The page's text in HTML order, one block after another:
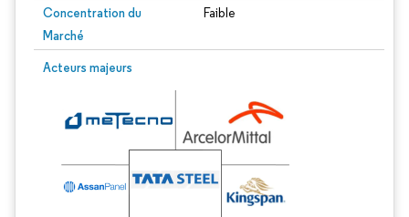
Concentration du
Marché
Faible
Acteurs majeurs
Image © Mordor Intelligence. La réutilisation nécessite une attribution sous CC